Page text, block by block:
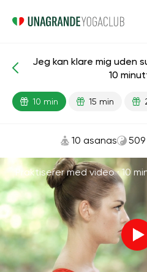
Færdiglavede lektioner
Jeg kan klare mig uden
10
10 min 15 min
10 asanas
Praktiserer med video ·10